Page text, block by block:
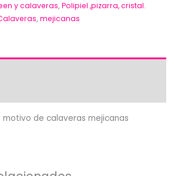
y calaveras,Polipiel ,pizarra, cristal.
,mejicanas
motivo de calaveras mejicanas